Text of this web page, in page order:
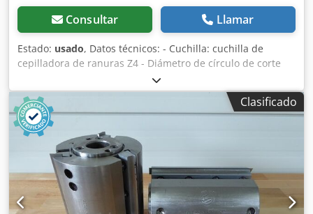
Consultar Llamar
Estado: usado, Datos técnicos: - Cuchilla: cuchilla de
cepilladora de ranuras Z4 - Diámetro de círculo de corte
(ø): 145 mm - Orificio: 35 mm Dcsdpozryhvsfx Apijk -
Longitud: 120 mm - Material: acero
Clasificado